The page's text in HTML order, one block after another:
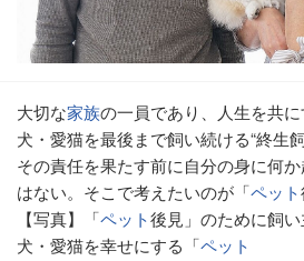
大切な家族の一員であり、人生を共に
犬・愛猫を最後まで飼い続ける“終生
その責任を果たす前に自分の身に何
はない。そこで考えたいのが「ペット
【写真】「ペット後見」のために飼
犬・愛猫を幸せにする「ペット